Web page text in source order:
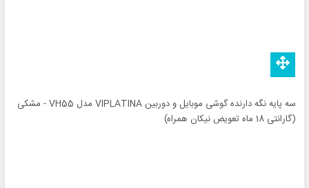
سه پایه نگه دارنده گوشی موبایل و دوربین VIPLATINA مدل VH55 - مشکی
(گارانتی 18 ماه تعویض نیکان همراه)